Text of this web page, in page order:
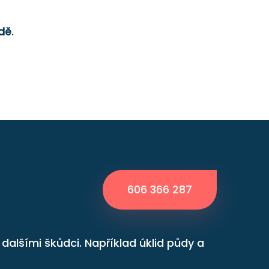
.
606 366 287
škůdci. Například úklid půdy a